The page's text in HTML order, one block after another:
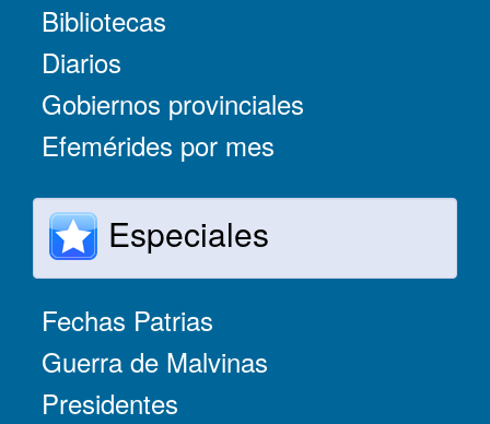
Bibliotecas
Diarios
Gobiernos provinciales
Efemérides por mes
Especiales
Fechas Patrias
Guerra de Malvinas
Presidentes